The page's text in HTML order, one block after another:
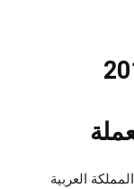
للبيع في المملكة العربية